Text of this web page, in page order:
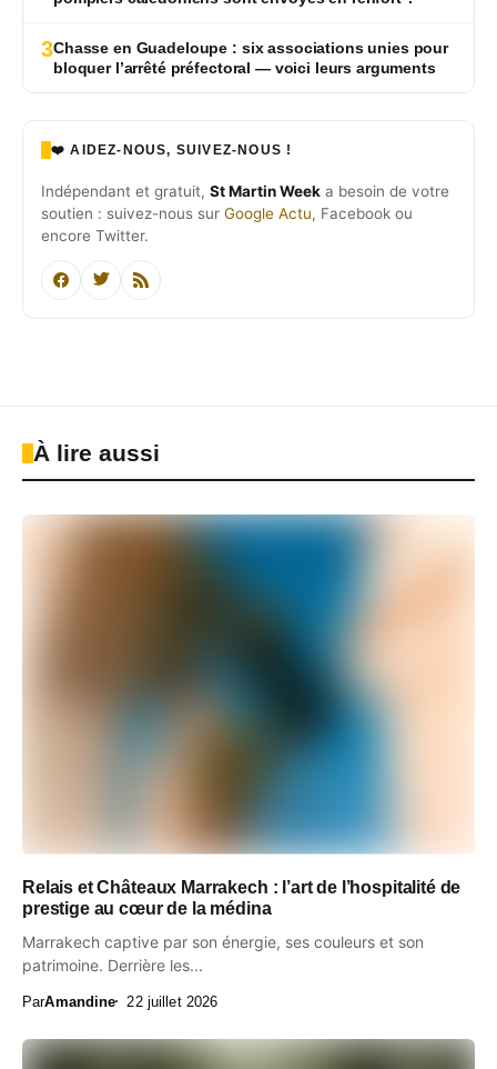
3Chasse en Guadeloupe : six associations unies pour
bloquer l’arrêté préfectoral — voici leurs arguments
❤️ AIDEZ-NOUS, SUIVEZ-NOUS !
Indépendant et gratuit, St Martin Week a besoin de votre
soutien : suivez-nous sur Google Actu, Facebook ou
encore Twitter.
À lire aussi
Relais et Châteaux Marrakech : l’art de l’hospitalité de
prestige au cœur de la médina
Marrakech captive par son énergie, ses couleurs et son
patrimoine. Derrière les...
ParAmandine 22 juillet 2026